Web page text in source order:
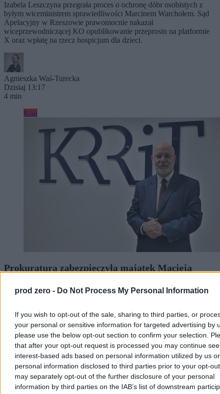
prod zero - Do Not Process My Personal Information
If you wish to opt-out of the sale, sharing to third parties, or
your personal or sensitive information for targeted advertising by
please use the below opt-out section to confirm your selection.
that after your opt-out request is processed you may continue
interest-based ads based on personal information utilized by us or
personal information disclosed to third parties prior to your opt-
may separately opt-out of the further disclosure of your personal
information by third parties on the IAB’s list of downstream
Izabela Leszczyna przegrała proces o ochronę dóbr osobistych z
byłym wiceministrem sprawiedliwości Marcinem Warchołem. Sąd
Apelacyjny w Rzeszowie prawomocnie nakazał
wiceprzewodniczącej KO opublikowanie przeprosin na platformie
X oraz wpłatę na rzecz hospicjum dla dzieci.
Agnieszka Waś-Turecka
Dzisiaj 13:17
4 min
Kraj
Prokuratura zabezpieczyła majątek Macieja
Rzeszowska prokuratura zabezpieczyła majątek Macieja Świrskiego
Polskiej Fundacji Narodowej. Podobne decyzję podjęto wobec
drugiego podejrzanego, Cezarego J. Działania służb związane są z
kampanią Polskiej Fundacji Narodowej pt. „Sprawiedliwe sądy”.
Tomasz Pałasz
Dzisiaj 12:38
2 min